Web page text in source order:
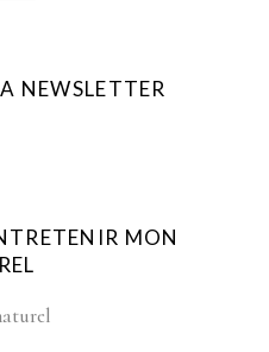
NEWSLETTER
MON